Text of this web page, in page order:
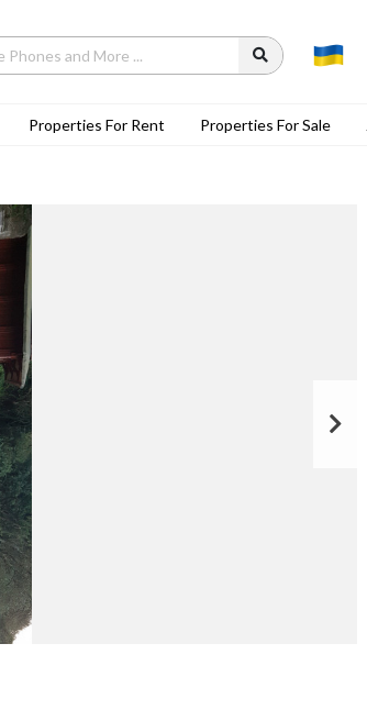
Properties For Rent Properties For Sale